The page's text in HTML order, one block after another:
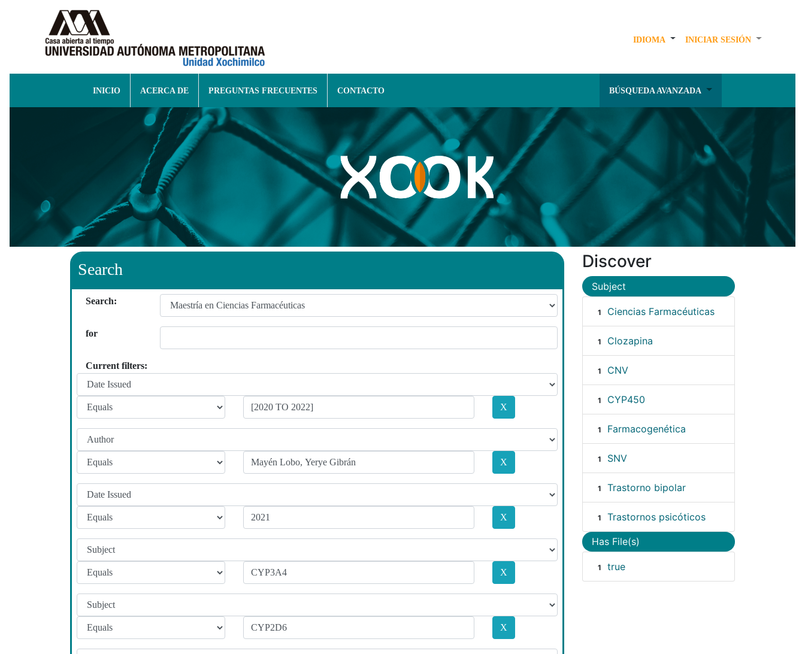
IDIOMA INICIAR SESIÓN
INICIO ACERCA DE PREGUNTAS FRECUENTES CONTACTO BÚSQUEDA AVANZADA
Search
Search:
for
Current filters:
Discover
Subject
1 Ciencias Farmacéuticas
1 Clozapina
1 CNV
1 CYP450
1 Farmacogenética
1 SNV
1 Trastorno bipolar
1 Trastornos psicóticos
Has File(s)
1 true